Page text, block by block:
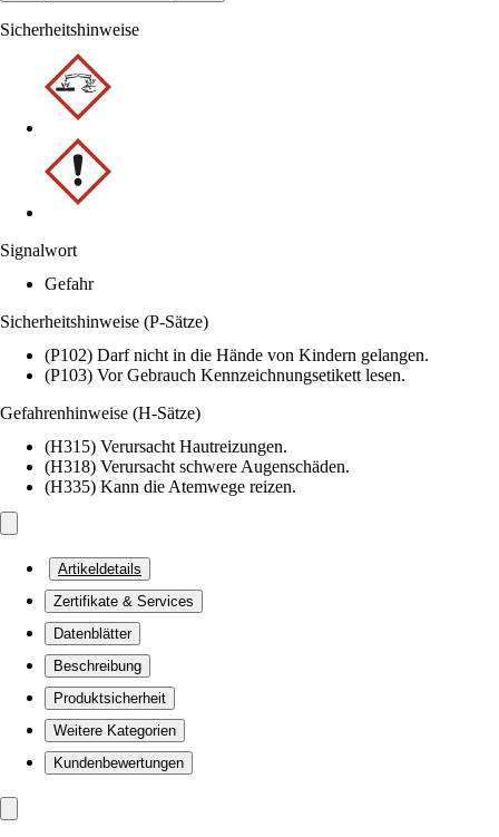
Sicherheitshinweise
Signalwort
Gefahr
Sicherheitshinweise (P-Sätze)
(P102) Darf nicht in die Hände von Kindern gelangen.
(P103) Vor Gebrauch Kennzeichnungsetikett lesen.
Gefahrenhinweise (H-Sätze)
(H315) Verursacht Hautreizungen.
(H318) Verursacht schwere Augenschäden.
(H335) Kann die Atemwege reizen.
Artikeldetails
Zertifikate & Services
Datenblätter
Beschreibung
Produktsicherheit
Weitere Kategorien
Kundenbewertungen